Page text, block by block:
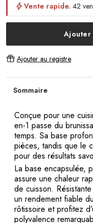
Vente rapide. 42
Ajouter
Ajouter au registre
Sommaire
Conçue pour une
en-1 passe du
temps. Sa base
pièces, tandis que le
pour des résultats
La base encapsulée,
assure une chaleur
de cuisson.
un rendement fiable
rôtissoire et profitez
polyvalence